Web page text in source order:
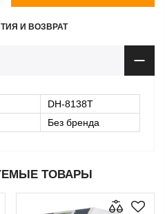
И ВОЗВРАТ
DH-8138Т
Без бренда
ТОВАРЫ